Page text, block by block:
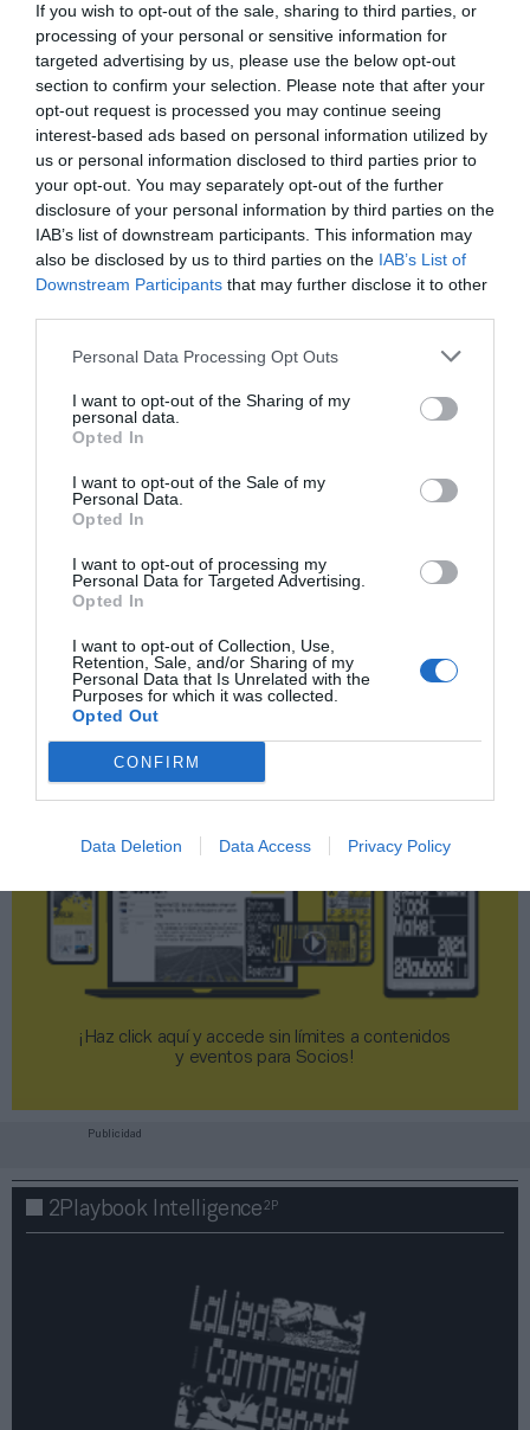
If you wish to opt-out of the sale, sharing to third parties, or
processing of your personal or sensitive information for
targeted advertising by us, please use the below opt-out
section to confirm your selection. Please note that after your
opt-out request is processed you may continue seeing
interest-based ads based on personal information utilized by
us or personal information disclosed to third parties prior to
your opt-out. You may separately opt-out of the further
disclosure of your personal information by third parties on the
IAB’s list of downstream participants. This information may
also be disclosed by us to third parties on the IAB’s List of
Downstream Participants that may further disclose it to other
Personal Data Processing Opt Outs
I want to opt-out of the Sharing of my
personal data.
Opted In
I want to opt-out of the Sale of my
Personal Data.
Opted In
I want to opt-out of processing my
Personal Data for Targeted Advertising.
Opted In
I want to opt-out of Collection, Use,
Retention, Sale, and/or Sharing of my
Personal Data that Is Unrelated with the
Purposes for which it was collected.
Opted Out
CONFIRM
Data Deletion Data Access Privacy Policy
Índex2P
deportivas y un mapa con más de 7.000 centros
deportivos indexados. Si quieres más información,
contacta con nosotros a través de
intelligence@2playbook.com.
Añadir2Playbookcomo fuente preferida de Google
de forma gratuita
Mantente informado con las últimas noticias de actualidad.
ACTIVAR AHORA
Publicidad
2Playbook Club2P
¡Haz click aquí y accede sin límites a contenidos
y eventos para Socios!​​​​​​​
Publicidad
2Playbook Intelligence2P